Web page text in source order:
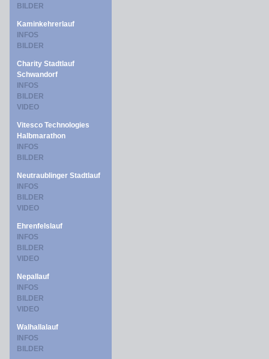
BILDER
Kaminkehrerlauf
INFOS
BILDER
Charity Stadtlauf
Schwandorf
INFOS
BILDER
VIDEO
Vitesco Technologies
Halbmarathon
INFOS
BILDER
Neutraublinger Stadtlauf
INFOS
BILDER
VIDEO
Ehrenfelslauf
INFOS
BILDER
VIDEO
Nepallauf
INFOS
BILDER
VIDEO
Walhallalauf
INFOS
BILDER